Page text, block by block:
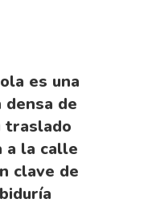
es una
de
traslado
a la calle
clave de